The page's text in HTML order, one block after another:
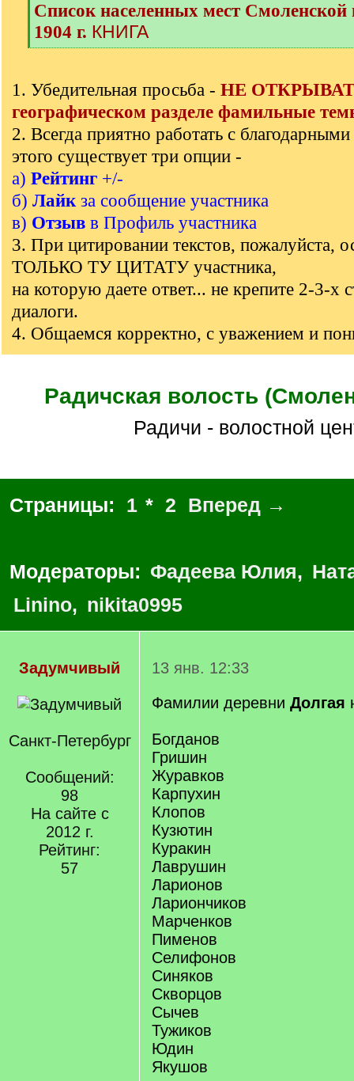
Список населенных мест Смоленской
1904 г. КНИГА
[
]
1. Убедительная просьба - НЕ
географическом разделе фамильные
2. Всегда приятно работать с
этого существует три опции -
а) Рейтинг +/-
б) Лайкза сообщение участника
в) Отзыв в Профиль участника
3. При цитировании текстов, пожалуйста,
ТОЛЬКО ТУ ЦИТАТУ участника,
на которую даете ответ... не крепите 2-3-х
диалоги.
4. Общаемся корректно, с уважением и
Радичская волость
Радичи - волостной
Страницы: 1 * 2 Вперед →
Модераторы: Фадеева Юлия,
Linino, nikita0995
Задумчивый
Санкт-Петербург
Сообщений:
98
На сайте с
2012 г.
Рейтинг:
57
13 янв. 12:33
Фамилии деревни Долгая
Богданов
Гришин
Журавков
Карпухин
Клопов
Кузютин
Куракин
Лаврушин
Ларионов
Лариончиков
Марченков
Пименов
Селифонов
Синяков
Скворцов
Сычев
Тужиков
Юдин
Якушов